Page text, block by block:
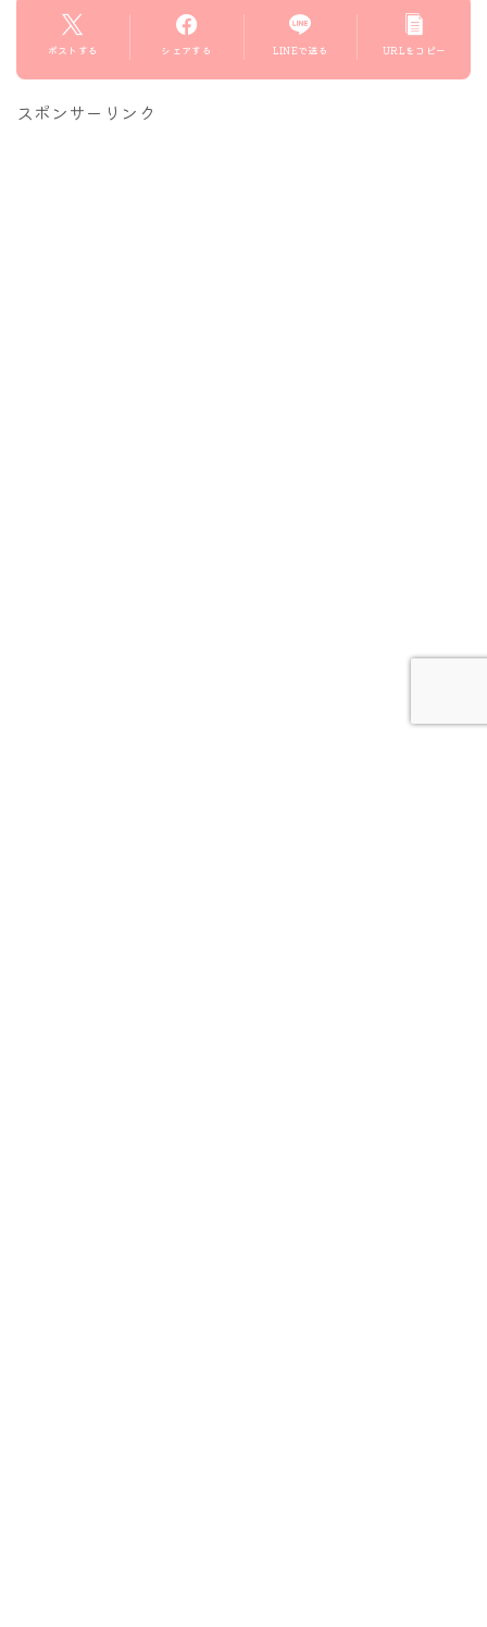
ポストする シェアする LINEで送る URLをコピー
スポンサーリンク